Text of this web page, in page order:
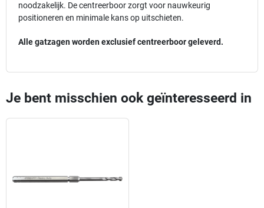
noodzakelijk. De centreerboor zorgt voor nauwkeurig
positioneren en minimale kans op uitschieten.
Alle gatzagen worden exclusief centreerboor geleverd.
Je bent misschien ook geïnteresseerd in